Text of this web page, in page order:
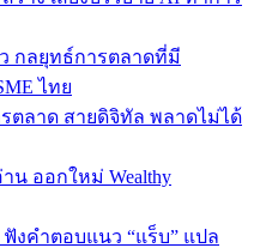
กลยุทธ์การตลาดที่มี
ไทย
ตลาด สายดิจิทัล พลาดไม่ได้
น ออกใหม่ Wealthy
ฟังคำตอบแนว “แร็บ” แปล